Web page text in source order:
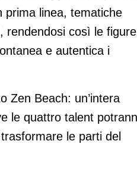
prima linea, tematiche
rendendosi così le figure
e autentica i
Zen Beach: un’intera
le quattro talent
le parti del